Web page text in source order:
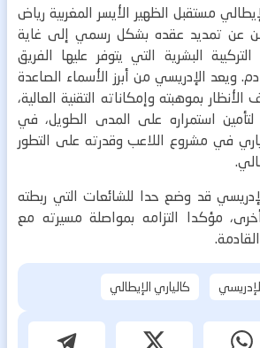
مستقبل الظهير الأيسر المغربية رياض
عن تمديد عقده بشكل رسمي إلى غاية
التركيبة البشرية التي يتوفر عليها الفريق
ويعد الإدريسي من أبرز الأسماء الصاعدة
بموهبته وإمكاناته التقنية العالية،
لتأمين استمراره على المدى الطويل، في
في مشروع اللاعب وقدرته على التطور
قد وضع حدا للشائعات التي ربطته
أخرى، مؤكدا التزامه بمواصلة مسيرته مع
كالياري الإيطالي